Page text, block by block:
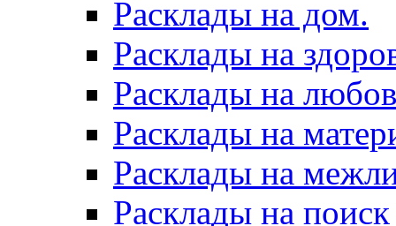
Расклады на дом.
Расклады на
Расклады на
Расклады на
Расклады на
Расклады на